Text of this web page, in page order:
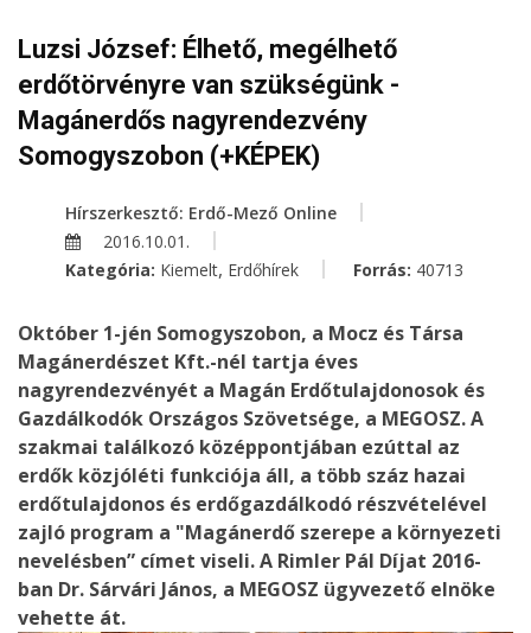
Luzsi József: Élhető, megélhető
erdőtörvényre van szükségünk -
Magánerdős nagyrendezvény
Somogyszobon (+KÉPEK)
Hírszerkesztő: Erdő-Mező Online
2016.10.01.
Kategória: Kiemelt, Erdőhírek Forrás: 40713
Október 1-jén Somogyszobon, a Mocz és Társa
Magánerdészet Kft.-nél tartja éves
nagyrendezvényét a Magán Erdőtulajdonosok és
Gazdálkodók Országos Szövetsége, a MEGOSZ. A
szakmai találkozó középpontjában ezúttal az
erdők közjóléti funkciója áll, a több száz hazai
erdőtulajdonos és erdőgazdálkodó részvételével
zajló program a "Magánerdő szerepe a környezeti
nevelésben” címet viseli. A Rimler Pál Díjat 2016-
ban Dr. Sárvári János, a MEGOSZ ügyvezető elnöke
vehette át.